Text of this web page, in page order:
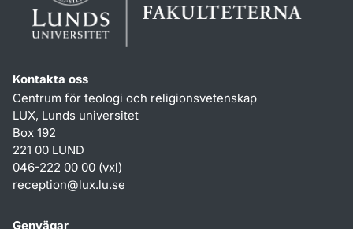
Kontakta oss
Centrum för teologi och religionsvetenskap
LUX, Lunds universitet
Box 192
221 00 LUND
046-222 00 00 (vxl)
reception@lux.lu.se
Genvägar